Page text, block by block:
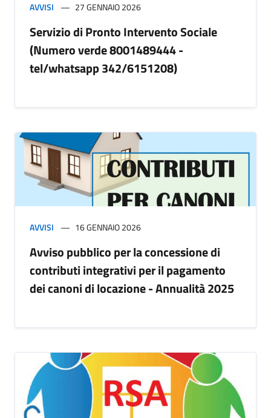
AVVISI 27 GENNAIO 2026
Servizio di Pronto Intervento Sociale
(Numero verde 8001489444 -
tel/whatsapp 342/6151208)
AVVISI 16 GENNAIO 2026
Avviso pubblico per la concessione di
contributi integrativi per il pagamento
dei canoni di locazione - Annualità 2025